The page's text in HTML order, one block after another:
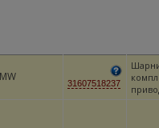
31607518237